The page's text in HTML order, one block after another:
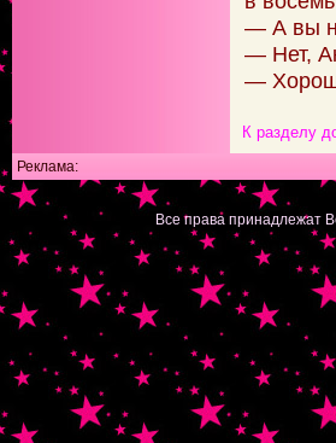
— А вы
— Нет,
—
К разделу
Реклама:
Все права принадлежат